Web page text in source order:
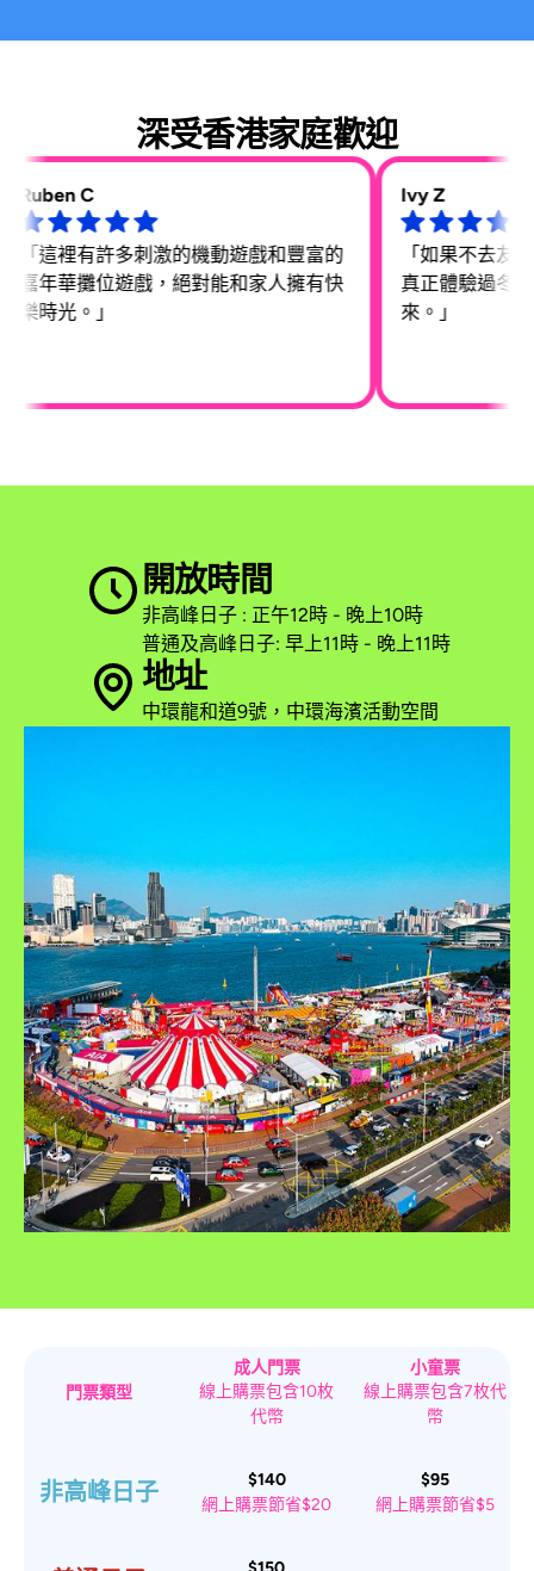
深受香港家庭歡迎
C
有許多刺激的機動遊戲和豐富的
攤位遊戲，絕對能和家人擁有快
。」
「如果不去友邦嘉年
真正體驗過冬天。我
來。」
開放時間
非高峰日子 : 正午12時 - 晚上10時
普通及高峰日子: 早上11時 - 晚上11時
地址
中環龍和道9號，中環海濱活動空間
門票類型
成人門票
線上購票包含10枚
代幣
小童票
線上購票包含7枚代
幣
非高峰日子
$140
網上購票節省$20
$95
網上購票節省$5